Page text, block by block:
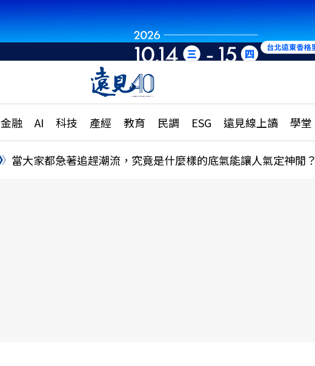
金融 AI 科技 產經 教育 民調 ESG 遠見線上讀 學堂
國際
特輯
大學升學、職涯攻略
縣市施政調查全解析
民調
更多訂閱方案
當大家都急著追趕潮流，究竟是什麼樣的底氣能讓人氣定神閒？